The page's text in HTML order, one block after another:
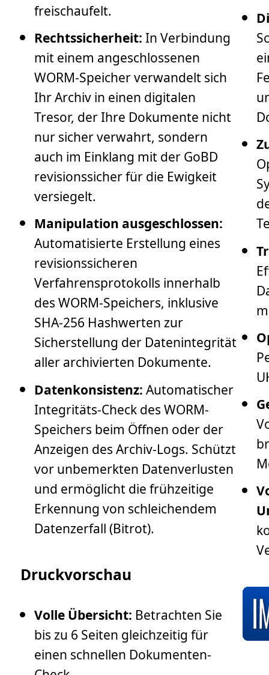
freischaufelt.
Rechtssicherheit: In Verbindung
mit einem angeschlossenen
WORM-Speicher verwandelt sich
Ihr Archiv in einen digitalen
Tresor, der Ihre Dokumente nicht
nur sicher verwahrt, sondern
auch im Einklang mit der GoBD
revisionssicher für die Ewigkeit
versiegelt.
Manipulation ausgeschlossen:
Automatisierte Erstellung eines
revisionssicheren
Verfahrensprotokolls innerhalb
des WORM-Speichers, inklusive
SHA-256 Hashwerten zur
Sicherstellung der Datenintegrität
aller archivierten Dokumente.
Datenkonsistenz: Automatischer
Integritäts-Check des WORM-
Speichers beim Öffnen oder der
Anzeigen des Archiv-Logs. Schützt
vor unbemerkten Datenverlusten
und ermöglicht die frühzeitige
Erkennung von schleichendem
Datenzerfall (Bitrot).
Druckvorschau
Volle Übersicht: Betrachten Sie
bis zu 6 Seiten gleichzeitig für
einen schnellen Dokumenten-